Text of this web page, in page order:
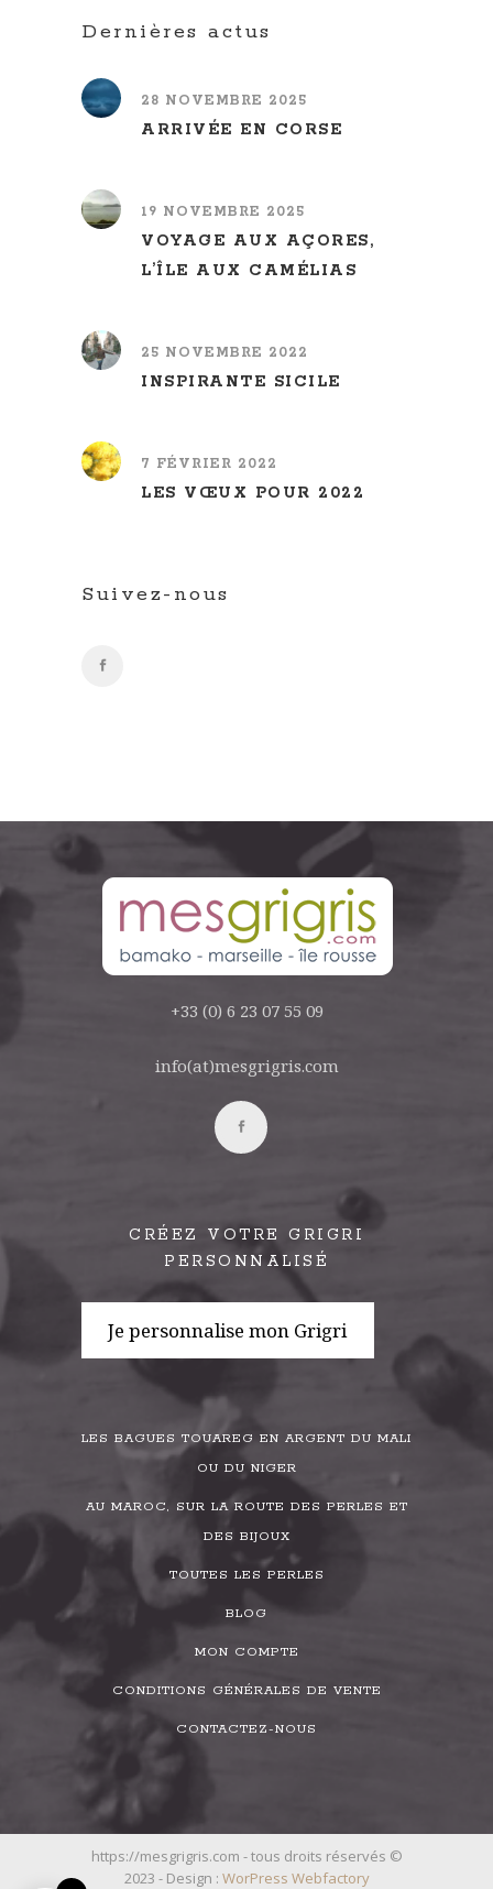
Dernières actus
28 NOVEMBRE 2025
ARRIVÉE EN CORSE
19 NOVEMBRE 2025
VOYAGE AUX AÇORES,
L’ÎLE AUX CAMÉLIAS
25 NOVEMBRE 2022
INSPIRANTE SICILE
7 FÉVRIER 2022
LES VŒUX POUR 2022
Suivez-nous
+33 (0) 6 23 07 55 09
info(at)mesgrigris.com
CRÉEZ VOTRE GRIGRI
PERSONNALISÉ
Je personnalise mon Grigri
LES BAGUES TOUAREG EN ARGENT DU MALI
OU DU NIGER
AU MAROC, SUR LA ROUTE DES PERLES ET
DES BIJOUX
TOUTES LES PERLES
BLOG
MON COMPTE
CONDITIONS GÉNÉRALES DE VENTE
CONTACTEZ-NOUS
https://mesgrigris.com - tous droits réservés ©
2023 - Design : WorPress Webfactory